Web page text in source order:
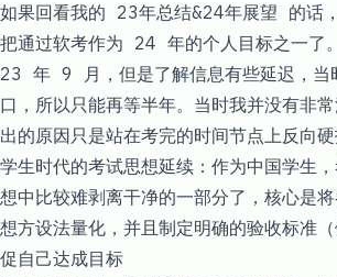
如果回看我的 23年总结&24年展望 的话
把通过软考作为 24 年的个人目标之一了
23 年 9 月，但是了解信息有些延迟，当
口，所以只能再等半年。当时我并没有非
出的原因只是站在考完的时间节点上反向硬
学生时代的考试思想延续：作为中国学生
想中比较难剥离干净的一部分了，核心是
想方设法量化，并且制定明确的验收标准
促自己达成目标